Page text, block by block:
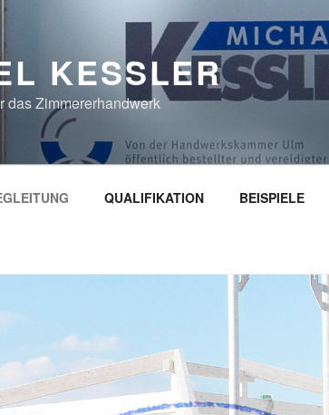
KESSLER
das Zimmererhandwerk
QUALIFIKATION BEISPIELE